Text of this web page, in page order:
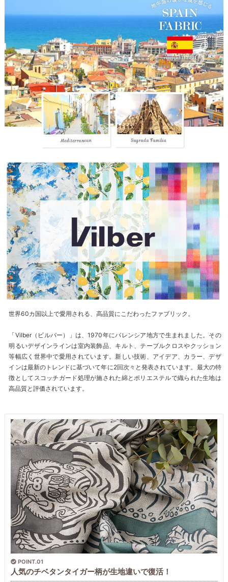
世界60カ国以上で愛用される、高品質にこだわったファブリック。
「Vilber（ビルバー）」は、1970年にバレンシア地方で生まれました。その
明るいデザインラインは室内装飾品、キルト、テーブルクロスやクッション
等幅広く世界中で愛用されています。新しい技術、アイデア、カラー、デザ
インは最新のトレンドに基づいて年に2回次々と発表されています。最大の特
徴としてスコッチガード処理が施された綿とポリエステルで織られた生地は
高品質と評価されています。
POINT.01
人気のチベタンタイガー柄が生地違いで復活！